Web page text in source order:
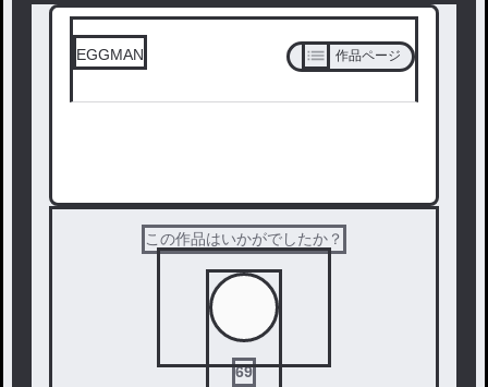
EGGMAN 作品ページ
この作品はいかがでしたか？
69